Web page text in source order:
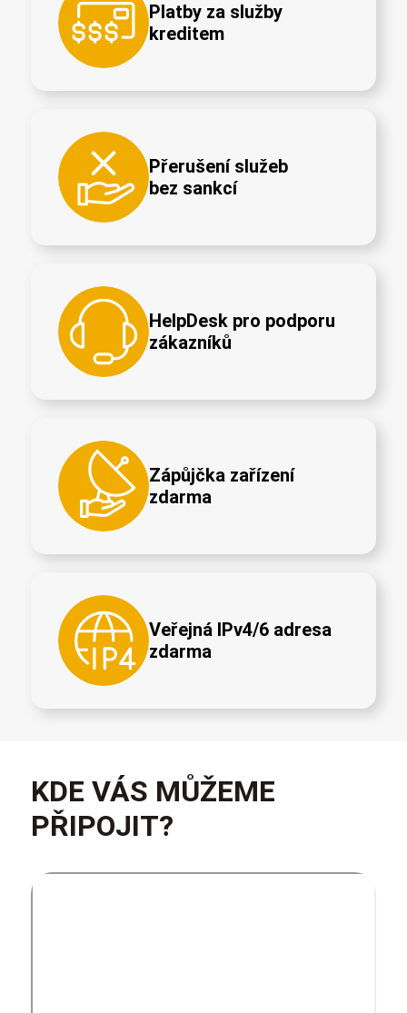
Platby za služby
kreditem
Přerušení služeb
bez sankcí
HelpDesk pro podporu
zákazníků
Zápůjčka zařízení
zdarma
Veřejná IPv4/6 adresa
zdarma
KDE VÁS MŮŽEME
PŘIPOJIT?